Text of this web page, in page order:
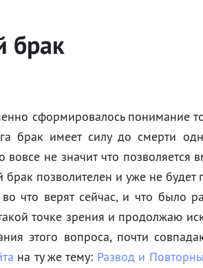
брак
сформировалось понимание
брак имеет силу до смерти
не значит что позволяется
позволителен и уже не будет
что верят сейчас, и что было
точке зрения и продолжаю
этого вопроса, почти
на ту же тему: Развод и